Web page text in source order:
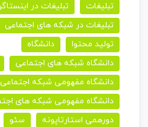
تبلیغات
تبلیغات در
تبلیغات در شبکه های اجتماعی
تولید محتوا
دانشگاه
دانشگاه شبکه های اجتماعی
دانشگاه مفهومی شبکه اجتماعی
دانشگاه مفهومی شبکه های
دورهمی استارتاپونه
سئو